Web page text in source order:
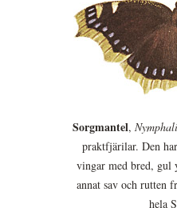
Sorgmantel,
praktfjärilar. Den
vingar med bred, gul
annat sav och rutten
hela